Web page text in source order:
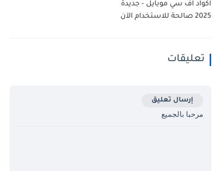
اكواد اف سي موبايل - جديدة
2025 صالحة للاستخدام الآن
تعليقات
إرسال تعليق
مرحبا بالجميع